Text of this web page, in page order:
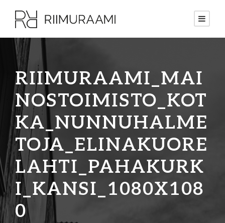
RIIMURAAMI_MAI
NOSTOIMISTO_KOT
KA_NUNNUHALME
TOJA_ELINAKUORE
LAHTI_PAHAKURK
I_KANSI_1080X108
0